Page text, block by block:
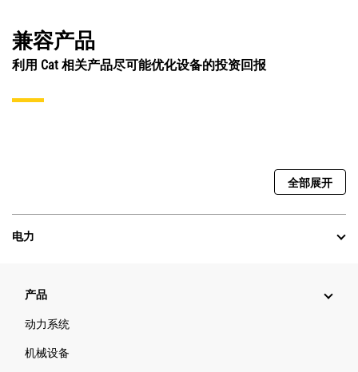
兼容产品
利用 Cat 相关产品尽可能优化设备的投资回报
全部展开
电力
产品
动力系统
机械设备